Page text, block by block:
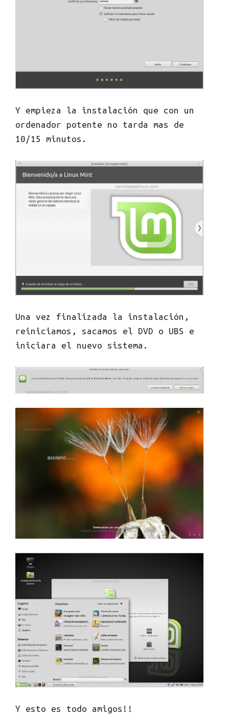
Y empieza la instalación que con un
ordenador potente no tarda mas de
10/15 minutos.
Una vez finalizada la instalación,
reiniciamos, sacamos el DVD o UBS e
iniciara el nuevo sistema.
Y esto es todo amigos!!